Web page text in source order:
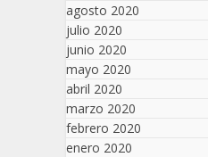
agosto 2020
julio 2020
junio 2020
mayo 2020
abril 2020
marzo 2020
febrero 2020
enero 2020